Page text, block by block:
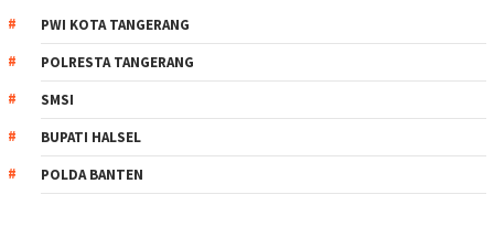
PWI KOTA TANGERANG
POLRESTA TANGERANG
SMSI
BUPATI HALSEL
POLDA BANTEN